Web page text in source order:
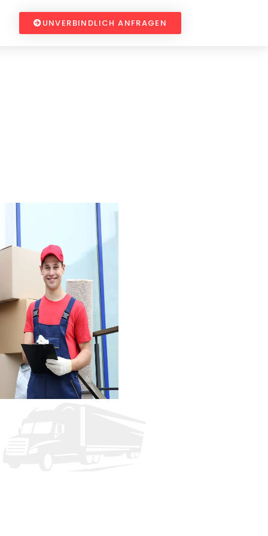
UNVERBINDLICH ANFRAGEN